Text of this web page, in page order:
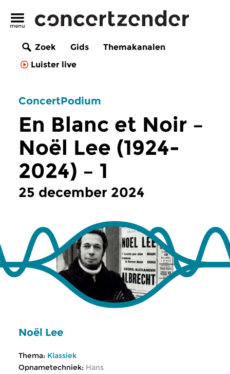
Zoek Gids
Themakanalen
Luister live
ConcertPodium
En Blanc et Noir –
Noël Lee (1924-
2024) – 1
25 december 2024
Noël Lee
Thema: Klassiek
Opnametechniek: Hans